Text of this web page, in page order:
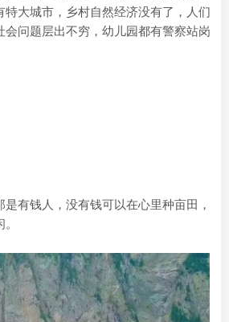
特大城市，乡村自然经济没有了，人们
会问题层出不穷，幼儿园都有警察站岗
有钱人，没有钱可以在心里种亩田，